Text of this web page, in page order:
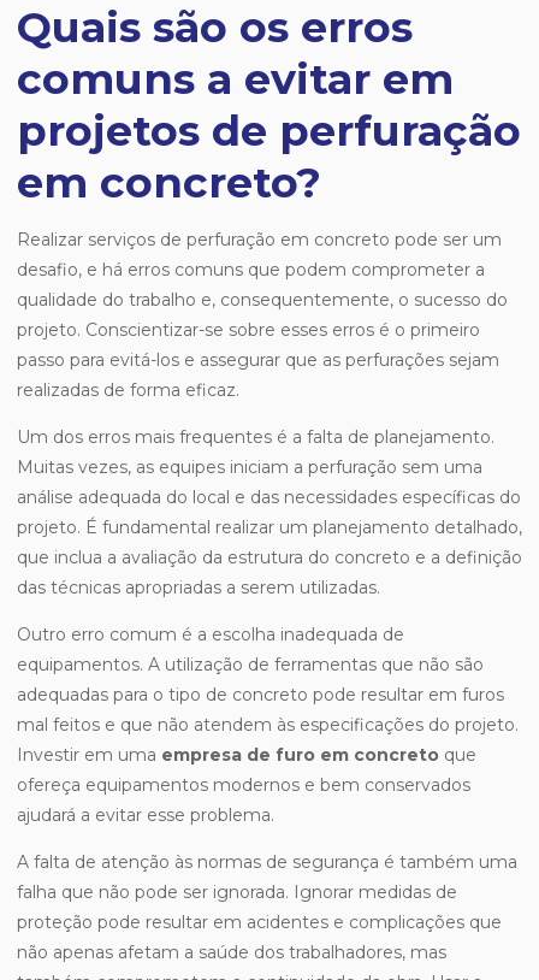
Quais são os erros
comuns a evitar em
projetos de perfuração
em concreto?
Realizar serviços de perfuração em concreto pode ser um
desafio, e há erros comuns que podem comprometer a
qualidade do trabalho e, consequentemente, o sucesso do
projeto. Conscientizar-se sobre esses erros é o primeiro
passo para evitá-los e assegurar que as perfurações sejam
realizadas de forma eficaz.
Um dos erros mais frequentes é a falta de planejamento.
Muitas vezes, as equipes iniciam a perfuração sem uma
análise adequada do local e das necessidades específicas do
projeto. É fundamental realizar um planejamento detalhado,
que inclua a avaliação da estrutura do concreto e a definição
das técnicas apropriadas a serem utilizadas.
Outro erro comum é a escolha inadequada de
equipamentos. A utilização de ferramentas que não são
adequadas para o tipo de concreto pode resultar em furos
mal feitos e que não atendem às especificações do projeto.
Investir em uma empresa de furo em concreto que
ofereça equipamentos modernos e bem conservados
ajudará a evitar esse problema.
A falta de atenção às normas de segurança é também uma
falha que não pode ser ignorada. Ignorar medidas de
proteção pode resultar em acidentes e complicações que
não apenas afetam a saúde dos trabalhadores, mas